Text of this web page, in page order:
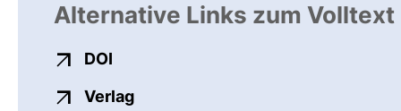
Alternative Links zum Volltext
DOI
Verlagexterner Link, öffnet neues